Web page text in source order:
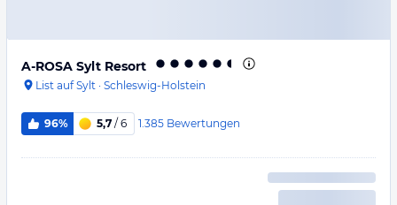
A-ROSA Sylt Resort
List auf Sylt · Schleswig-Holstein
96% 5,7 / 6 1.385 Bewertungen